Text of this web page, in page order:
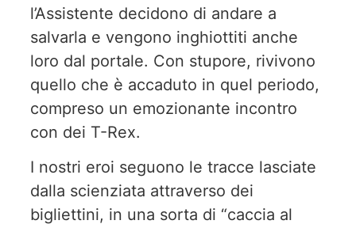
l’Assistente decidono di andare a
salvarla e vengono inghiottiti anche
loro dal portale. Con stupore, rivivono
quello che è accaduto in quel periodo,
compreso un emozionante incontro
con dei T-Rex.
I nostri eroi seguono le tracce lasciate
dalla scienziata attraverso dei
bigliettini, in una sorta di “caccia al